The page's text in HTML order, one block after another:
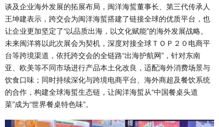
谈及企业海外发展的拓展布局，闽洋海蜇董事长、第三代传承人
王坤建表示，跨交会为闽洋海蜇搭建了链接全球的优质平台，也
让企业更加坚定了“以品质出海，以文化赋能”的海外发展战略。
未来闽洋将以此次展会为契机，深度对接全球ＴＯＰ２０电商平
台等跨境渠道，依托跨交会的全链路“出海护航网”，针对东南
亚、欧美等不同市场进行产品本土化改良，适配海外消费场景与
饮食口味；同时持续深化与跨境电商平台、海外商超及餐饮系统
的合作，构建全球海蜇生态链，让闽洋海蜇从“中国餐桌头道
菜”成为“世界餐桌特色味”。